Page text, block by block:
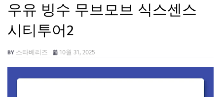
우유 빙수 무브모브 식스센스
시티투어2
스타베리즈 10월 31, 2025